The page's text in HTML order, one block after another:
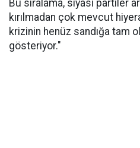
Bu sıralama, siyasî partiler
kırılmadan çok mevcut
krizinin henüz sandığa tam
gösteriyor."